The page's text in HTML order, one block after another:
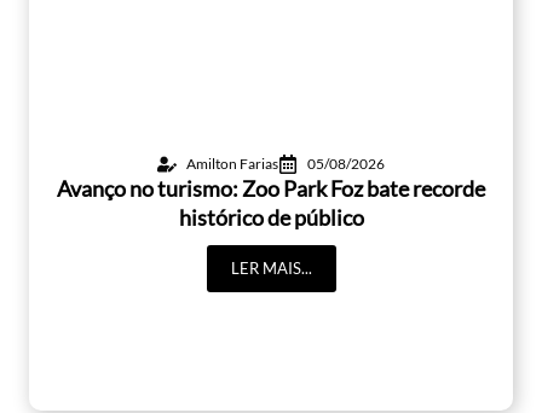
Amilton Farias 05/08/2026
Avanço no turismo: Zoo Park Foz bate recorde
histórico de público
LER MAIS...